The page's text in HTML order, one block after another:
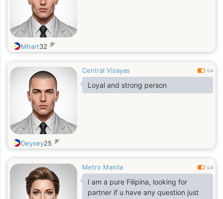
Mhart32 岁
Central Visayas 0.4
Loyal and strong person
Deyxey25 岁
Metro Manila 0.4
I am a pure Filipina, looking for
partner if u have any question just